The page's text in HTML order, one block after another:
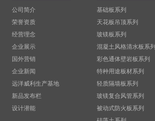
公司简介
荣誉资质
经营理念
企业展示
国外营销
企业新闻
远洋威利生产基地
新品发布栏
设计潜能
基础板系列
天花板吊顶系列
玻镁板系列
混凝土风格清水板系列
彩色通体壁岩板系列
特种用途板材系列
轻质隔墙板系列
玻镁复合风管系列
被动式防火板系列